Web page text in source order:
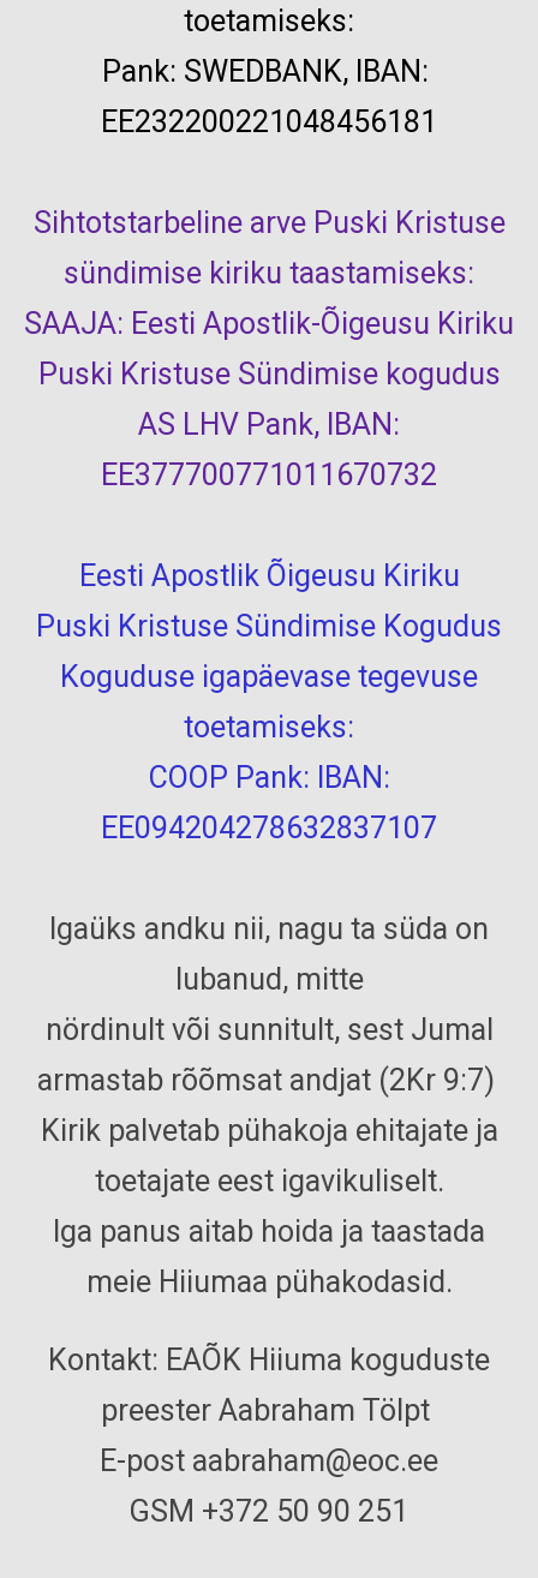
toetamiseks:
Pank: SWEDBANK, IBAN:
EE232200221048456181
Sihtotstarbeline arve Puski Kristuse
sündimise kiriku taastamiseks:
SAAJA: Eesti Apostlik-Õigeusu Kiriku
Puski Kristuse Sündimise kogudus
AS LHV Pank, IBAN:
EE377700771011670732
Eesti Apostlik Õigeusu Kiriku
Puski Kristuse Sündimise Kogudus
Koguduse igapäevase tegevuse
toetamiseks:
COOP Pank: IBAN:
EE094204278632837107
Igaüks andku nii, nagu ta süda on
lubanud, mitte
nördinult või sunnitult, sest Jumal
armastab rõõmsat andjat (2Kr 9:7)
Kirik palvetab pühakoja ehitajate ja
toetajate eest igavikuliselt.
Iga panus aitab hoida ja taastada
meie Hiiumaa pühakodasid.
Kontakt: EAÕK Hiiuma koguduste
preester Aabraham Tölpt
E-post aabraham@eoc.ee
GSM +372 50 90 251